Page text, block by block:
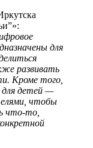
для
развивать
Кроме того,
для детей —
чтобы
что-то,